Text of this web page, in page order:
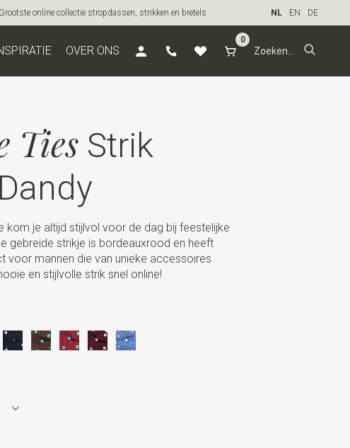
online collectie stropdassen, strikken en bretels NL EN DE
OVER ONS
0
Ties Strik
kom je altijd stijlvol voor de dag bij feestelijke
gebreide strikje is bordeauxrood en heeft
voor mannen die van unieke accessoires
en stijlvolle strik snel online!